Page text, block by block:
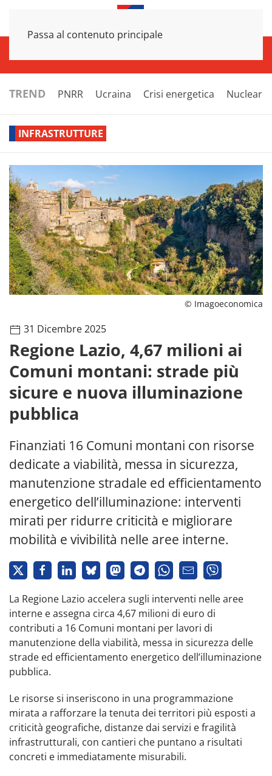
Passa al contenuto principale
TREND PNRR Ucraina Crisi energetica Nucleare
INFRASTRUTTURE
© Imagoeconomica
31 Dicembre 2025
Regione Lazio, 4,67 milioni ai
Comuni montani: strade più
sicure e nuova illuminazione
pubblica
Finanziati 16 Comuni montani con risorse
dedicate a viabilità, messa in sicurezza,
manutenzione stradale ed efficientamento
energetico dell’illuminazione: interventi
mirati per ridurre criticità e migliorare
mobilità e vivibilità nelle aree interne.
La Regione Lazio accelera sugli interventi nelle aree
interne e assegna circa 4,67 milioni di euro di
contributi a 16 Comuni montani per lavori di
manutenzione della viabilità, messa in sicurezza delle
strade ed efficientamento energetico dell’illuminazione
pubblica.
Le risorse si inseriscono in una programmazione
mirata a rafforzare la tenuta dei territori più esposti a
criticità geografiche, distanze dai servizi e fragilità
infrastrutturali, con cantieri che puntano a risultati
concreti e immediatamente misurabili.